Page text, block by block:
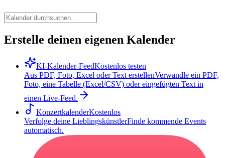
Erstelle deinen eigenen Kalender
KI-Kalender-FeedKostenlos testen
Aus PDF, Foto, Excel oder Text erstellenVerwandle ein PDF,
Foto, eine Tabelle (Excel/CSV) oder eingefügten Text in
einen Live-Feed.
KonzertkalenderKostenlos
Verfolge deine LieblingskünstlerFinde kommende Events
automatisch.